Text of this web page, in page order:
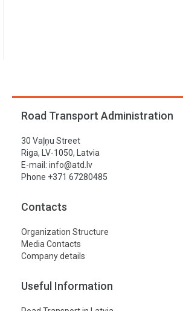
Road Transport Administration
30 Vaļņu Street
Riga, LV-1050, Latvia
E-mail: info@atd.lv
Phone +371 67280485
Contacts
Organization Structure
Media Contacts
Company details
Useful Information